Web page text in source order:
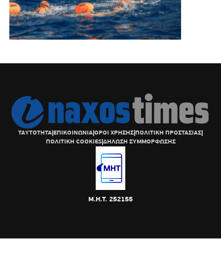
ΤΑΥΤΟΤΗΤΑ|ΕΠΙΚΟΙΝΩΝΙΑ|ΟΡΟΙ ΧΡΗΣΗΣ|ΠΟΛΙΤΙΚΗ ΠΡΟΣΤΑΣΙΑΣ|
ΠΟΛΙΤΙΚΗ COOKIES|ΔΗΛΩΣΗ ΣΥΜΜΟΡΦΩΣΗΣ
Μ.Η.Τ. 252155